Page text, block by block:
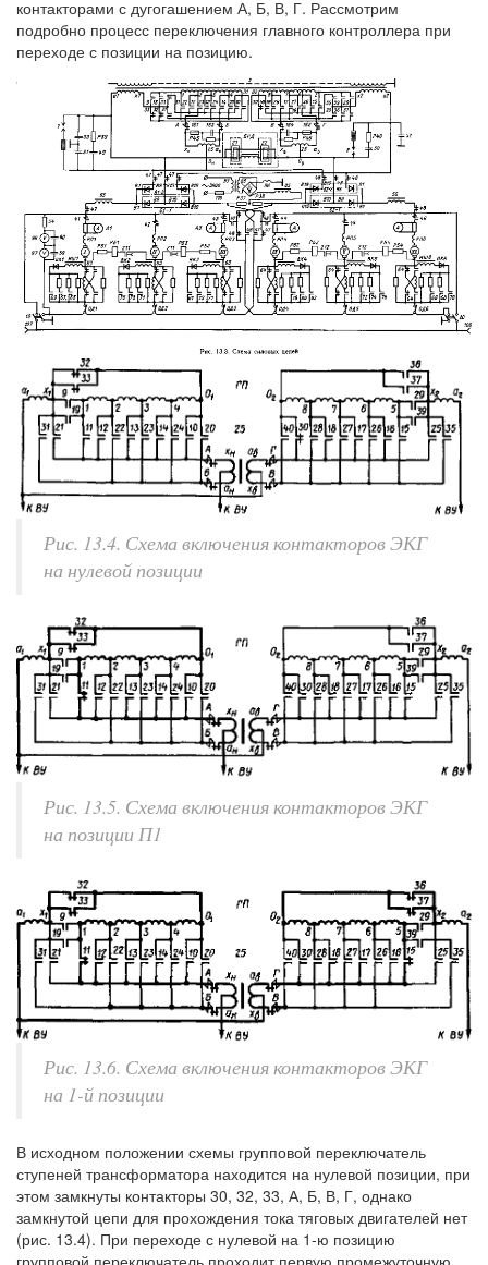
контакторами с дугогашением А, Б, В, Г. Рассмотрим
подробно процесс переключения главного контроллера при
переходе с позиции на позицию.
Рис. 13.4. Схема включения контакторов ЭКГ
на нулевой позиции
Рис. 13.5. Схема включения контакторов ЭКГ
на позиции П1
Рис. 13.6. Схема включения контакторов ЭКГ
на 1-й позиции
В исходном положении схемы групповой переключатель
ступеней трансформатора находится на нулевой позиции, при
этом замкнуты контакторы 30, 32, 33, А, Б, В, Г, однако
замкнутой цепи для прохождения тока тяговых двигателей нет
(рис. 13.4). При переходе с нулевой на 1-ю позицию